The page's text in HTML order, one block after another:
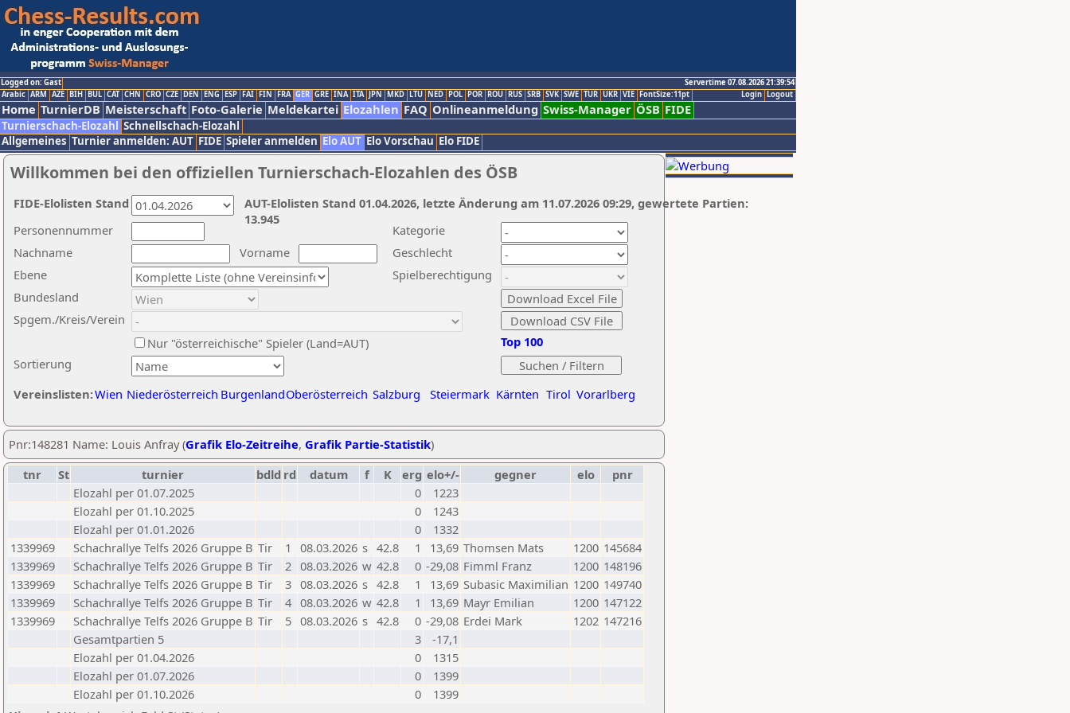
Logged on: Gast
Servertime 07.08.2026 21:39:54
Logout
Login
Arabic ARM AZE BIH BUL CAT CHN CRO CZE DEN ENG ESP FAI FIN FRA GER GRE INA ITA JPN MKD LTU NED POL POR ROU RUS SRB SVK SWE TUR UKR VIE FontSize:11pt
Home TurnierDB Meisterschaft Foto-Galerie Meldekartei Elozahlen FAQ Onlineanmeldung Swiss-Manager ÖSB FIDE
Turnierschach-Elozahl Schnellschach-Elozahl
Allgemeines Turnier anmelden: AUT FIDE Spieler anmelden Elo AUT Elo Vorschau Elo FIDE
Willkommen bei den offiziellen Turnierschach-Elozahlen des ÖSB
Nachname
Vorname
Ebene
Kategorie
Sortierung
Personennummer
Bundesland
Spgem./Kreis/Verein
Geschlecht
Nur "österreichische" Spieler (Land=AUT)
Spielberechtigung
Vereinslisten:Wien Niederösterreich BurgenlandOberösterreich Salzburg Steiermark Kärnten Tirol Vorarlberg
Top 100
AUT-Elolisten Stand 01.04.2026, letzte Änderung am 11.07.2026 09:29, gewertete Partien:
13.945
FIDE-Elolisten Stand
Pnr:148281 Name: Louis Anfray (Grafik Elo-Zeitreihe, Grafik Partie-Statistik)
tnr
St turnier bdld rd datum f K erg elo+/- gegner elo
pnr
Elozahl per 01.07.2025
0
1223
Elozahl per 01.10.2025
0
1243
Elozahl per 01.01.2026
0
1332
1339969
Schachrallye Telfs 2026 Gruppe B Tir 1 08.03.2026 s 42.8 1 13,69 Thomsen Mats 1200 145684
1339969
Schachrallye Telfs 2026 Gruppe B Tir 2 08.03.2026 w 42.8 0 -29,08 Fimml Franz 1200 148196
1339969
Schachrallye Telfs 2026 Gruppe B Tir 3 08.03.2026 s 42.8 1 13,69 Subasic Maximilian 1200 149740
1339969
Schachrallye Telfs 2026 Gruppe B Tir 4 08.03.2026 w 42.8 1 13,69 Mayr Emilian 1200 147122
1339969
Schachrallye Telfs 2026 Gruppe B Tir 5 08.03.2026 s 42.8 0 -29,08 Erdei Mark 1202 147216
Gesamtpartien 5
3
-17,1
Elozahl per 01.04.2026
0
1315
Elozahl per 01.07.2026
0
1399
Elozahl per 01.10.2026
0
1399